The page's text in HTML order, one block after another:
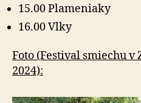
15.00 Plameniaky
16.00 Vlky
Foto (Festival smiechu v
2024):